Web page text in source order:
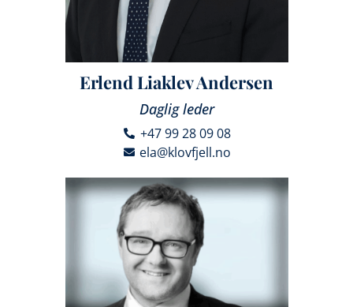
Erlend Liaklev Andersen
Daglig leder
+47 99 28 09 08
ela@klovfjell.no